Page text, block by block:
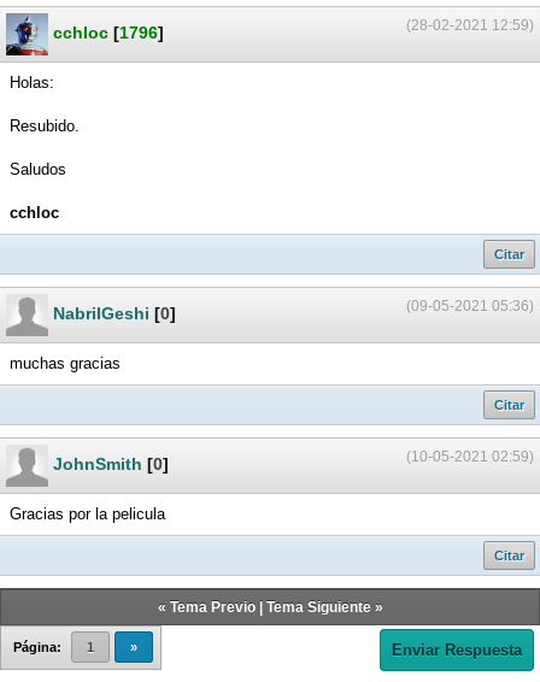
(28-02-2021 12:59)
cchloc [1796]
Holas:
Resubido.
Saludos
cchloc
Citar
(09-05-2021 05:36)
NabrilGeshi [0]
muchas gracias
Citar
(10-05-2021 02:59)
JohnSmith [0]
Gracias por la pelicula
Citar
« Tema Previo| Tema Siguiente»
Página: 1 » Enviar Respuesta